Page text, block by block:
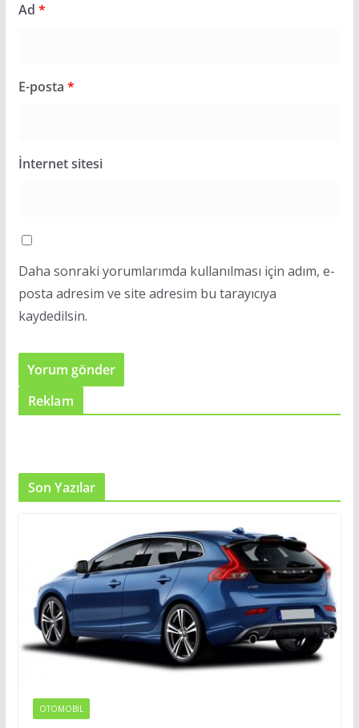
Ad *
E-posta *
İnternet sitesi
Daha sonraki yorumlarımda kullanılması için adım, e-
posta adresim ve site adresim bu tarayıcıya
kaydedilsin.
Reklam
Son Yazılar
OTOMOBIL